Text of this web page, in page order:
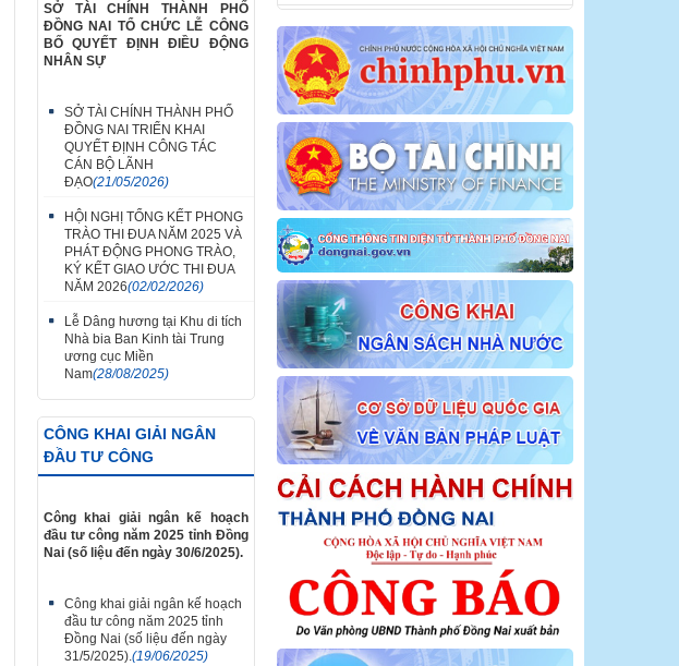
SỞ TÀI CHÍNH THÀNH PHỐ
ĐỒNG NAI TỔ CHỨC LỄ CÔNG
BỐ QUYẾT ĐỊNH ĐIỀU ĐỘNG
NHÂN SỰ
SỞ TÀI CHÍNH THÀNH PHỐ
ĐỒNG NAI TRIỂN KHAI
QUYẾT ĐỊNH CÔNG TÁC
CÁN BỘ LÃNH
ĐẠO(21/05/2026)
HỘI NGHỊ TỔNG KẾT PHONG
TRÀO THI ĐUA NĂM 2025 VÀ
PHÁT ĐỘNG PHONG TRÀO,
KÝ KẾT GIAO ƯỚC THI ĐUA
NĂM 2026(02/02/2026)
Lễ Dâng hương tại Khu di tích
Nhà bia Ban Kinh tài Trung
ương cục Miền
Nam(28/08/2025)
CÔNG KHAI GIẢI NGÂN
ĐẦU TƯ CÔNG
Công khai giải ngân kế hoạch
đầu tư công năm 2025 tỉnh Đồng
Nai (số liệu đến ngày 30/6/2025).
Công khai giải ngân kế hoạch
đầu tư công năm 2025 tỉnh
Đồng Nai (số liệu đến ngày
31/5/2025).(19/06/2025)
Lịch làm việc tuần của Ban Giám đốc
STC từ ngày 04/11/2019 đến ngày
08/11/2019